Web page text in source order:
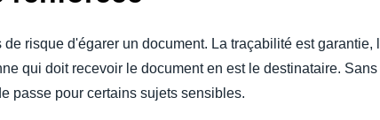
risque d'égarer un document. La traçabilité est
qui doit recevoir le document en est le destinataire.
passe pour certains sujets sensibles.